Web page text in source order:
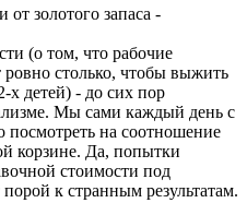
от золотого запаса -
(о том, что рабочие
столько, чтобы выжить
х детей) - до сих пор
Мы сами каждый день с
посмотреть на соотношение
корзине. Да, попытки
стоимости под
к странным результатам.